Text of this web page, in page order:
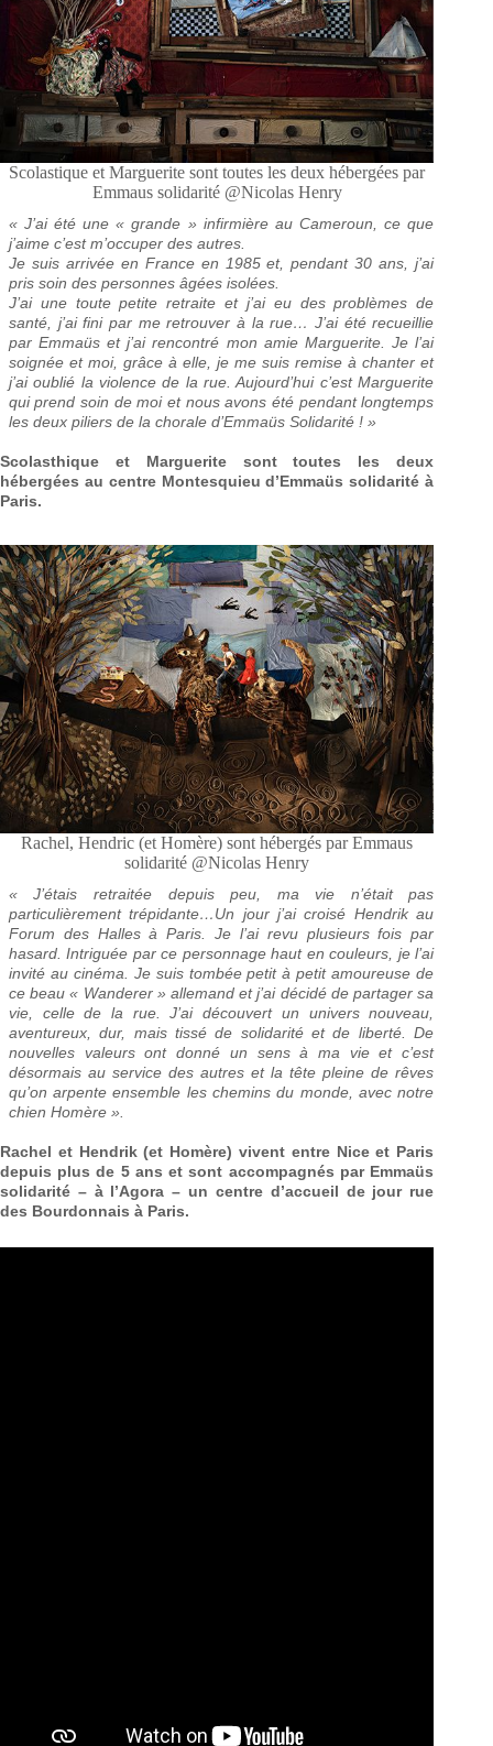
Scolastique et Marguerite sont toutes les deux hébergées par
Emmaus solidarité @Nicolas Henry
« J’ai été une « grande » infirmière au Cameroun, ce que
j’aime c’est m’occuper des autres.
Je suis arrivée en France en 1985 et, pendant 30 ans, j’ai
pris soin des personnes âgées isolées.
J’ai une toute petite retraite et j’ai eu des problèmes de
santé, j’ai fini par me retrouver à la rue… J’ai été recueillie
par Emmaüs et j’ai rencontré mon amie Marguerite. Je l’ai
soignée et moi, grâce à elle, je me suis remise à chanter et
j’ai oublié la violence de la rue. Aujourd’hui c’est Marguerite
qui prend soin de moi et nous avons été pendant longtemps
les deux piliers de la chorale d’Emmaüs Solidarité ! »
Scolasthique et Marguerite sont toutes les deux
hébergées au centre Montesquieu d’Emmaüs solidarité à
Paris.
Rachel, Hendric (et Homère) sont hébergés par Emmaus
solidarité @Nicolas Henry
« J’étais retraitée depuis peu, ma vie n’était pas
particulièrement trépidante…Un jour j’ai croisé Hendrik au
Forum des Halles à Paris. Je l’ai revu plusieurs fois par
hasard. Intriguée par ce personnage haut en couleurs, je l’ai
invité au cinéma. Je suis tombée petit à petit amoureuse de
ce beau « Wanderer » allemand et j’ai décidé de partager sa
vie, celle de la rue. J’ai découvert un univers nouveau,
aventureux, dur, mais tissé de solidarité et de liberté. De
nouvelles valeurs ont donné un sens à ma vie et c’est
désormais au service des autres et la tête pleine de rêves
qu’on arpente ensemble les chemins du monde, avec notre
chien Homère ».
Rachel et Hendrik (et Homère) vivent entre Nice et Paris
depuis plus de 5 ans et sont accompagnés par Emmaüs
solidarité – à l’Agora – un centre d’accueil de jour rue
des Bourdonnais à Paris.